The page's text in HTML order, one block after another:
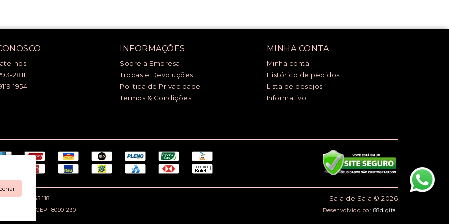
nos
2811
1954
INFORMAÇÕES
Sobre a Empresa
Trocas e Devoluções
Política de Privacidade
Termos & Condições
MINHA CONTA
Minha conta
Histórico de pedidos
Lista de desejos
Informativo
669.979.145.118
/ SP - CEP 18090-230
Saia de Saia © 2026
Desenvolvido por 88digital